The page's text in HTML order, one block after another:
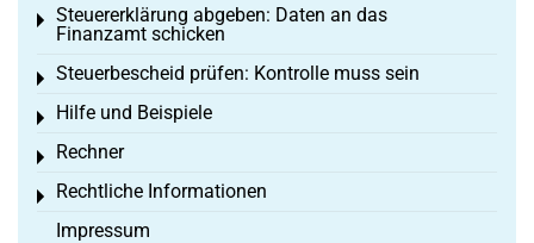
Steuererklärung abgeben: Daten an das
Finanzamt schicken
Toggle menu
Steuerbescheid prüfen: Kontrolle muss sein
Toggle menu
Hilfe und Beispiele
Toggle menu
Rechner
Toggle menu
Rechtliche Informationen
Toggle menu
Impressum